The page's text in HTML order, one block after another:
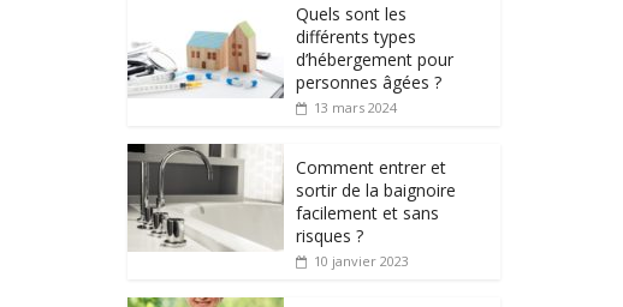
Quels sont les
différents types
d’hébergement pour
personnes âgées ?
13 mars 2024
Comment entrer et
sortir de la baignoire
facilement et sans
risques ?
10 janvier 2023